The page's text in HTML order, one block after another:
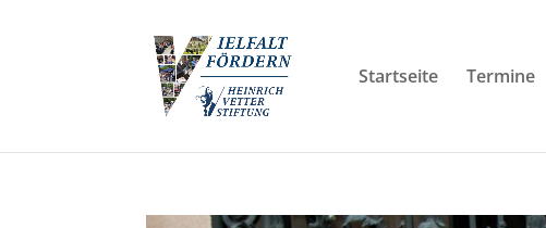
Startseite Termine